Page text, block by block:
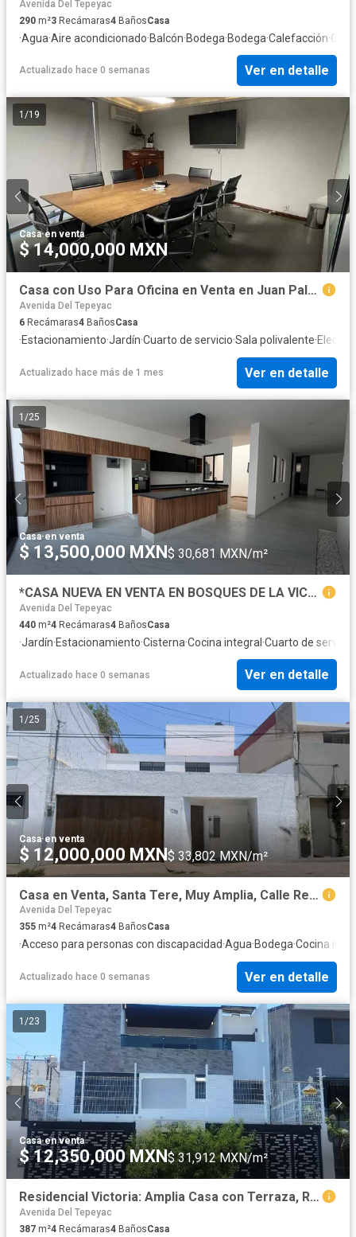
Avenida Del Tepeyac
290 m²3 Recámaras4 BañosCasa
·Agua·Aire acondicionado·Balcón·Bodega·Bodega·Calefacción·
Actualizado hace 0 semanas Ver en detalle
1 /19
Casa·en venta
$ 14,000,000 MXN
Casa con Uso Para Oficina en Venta en Juan Palomar y Arias, Lista Para Despacho
Avenida Del Tepeyac
6 Recámaras4 BañosCasa
·Estacionamiento·Jardín·Cuarto de servicio·Sala polivalente·
Actualizado hace más de 1 mes Ver en detalle
1 /25
Casa·en venta
$ 13,500,000 MXN$ 30,681 MXN/m²
*CASA NUEVA EN VENTA EN BOSQUES DE LA VICTORIA A SOLO 3 CUADRAS DE EXPO GUADALAJARA*
Avenida Del Tepeyac
440 m²4 Recámaras4 BañosCasa
·Jardín·Estacionamiento·Cisterna·Cocina integral ·Cuarto de servicio
Actualizado hace 0 semanas Ver en detalle
1 /25
Casa·en venta
$ 12,000,000 MXN$ 33,802 MXN/m²
Casa en Venta, Santa Tere, Muy Amplia, Calle Reforma
Avenida Del Tepeyac
355 m²4 Recámaras4 BañosCasa
·Acceso para personas con discapacidad·Agua·Bodega·Cocina
Actualizado hace 0 semanas Ver en detalle
1 /23
Casa·en venta
$ 12,350,000 MXN$ 31,912 MXN/m²
Residencial Victoria: Amplia Casa con Terraza, Roof Top y Sala de Entretenimiento
Avenida Del Tepeyac
387 m²4 Recámaras4 BañosCasa